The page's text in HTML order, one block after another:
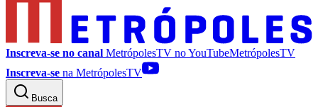
Inscreva-se no canal MetrópolesTV noYouTubeMetrópolesTV
Inscreva-se na MetrópolesTV
Busca